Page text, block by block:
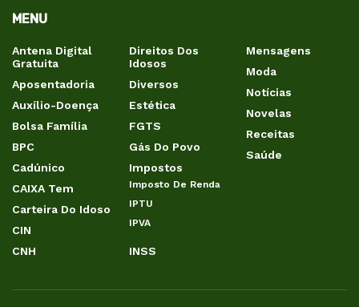
MENU
Antena Digital
Gratuita
Aposentadoria
Auxílio-Doença
Bolsa Família
BPC
Cadúnico
CAIXA Tem
Carteira Do Idoso
CIN
CNH
Direitos Dos
Idosos
Diversos
Estética
FGTS
Gás Do Povo
Impostos
Imposto De Renda
IPTU
IPVA
INSS
Mensagens
Moda
Notícias
Novelas
Receitas
Saúde